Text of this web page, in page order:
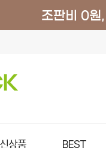
신상품 BEST